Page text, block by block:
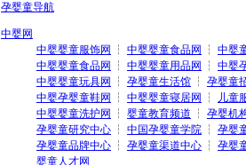
孕婴童导航
中婴网
中婴婴童服饰网
┆ 中婴婴童食品网 ┆ 中婴
中婴婴童食品网
┆ 中婴婴童用品网 ┆ 中婴
中婴婴童玩具网
┆ 孕婴童生活馆 ┆ 孕婴童
中婴孕婴童鞋网
┆ 中婴婴童寝居网 ┆
儿童
中婴婴童洗护网
┆ 婴童教育频道 ┆ 孕婴机
孕婴童研究中心 ┆ 中国孕婴童学院 ┆ 孕婴
孕婴童品牌中心 ┆ 孕婴童渠道中心 ┆ 孕婴
婴童人才网